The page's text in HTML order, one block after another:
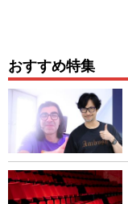
おすすめ特集